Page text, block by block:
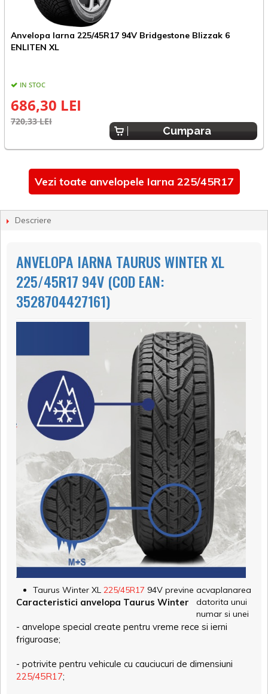
Anvelopa Iarna 225/45R17 94V Bridgestone Blizzak 6
ENLITEN XL
IN STOC
686,30 LEI
720,33 LEI
Cumpara
Vezi toate anvelopele Iarna 225/45R17
Descriere
ANVELOPA IARNA TAURUS WINTER XL
225/45R17 94V (COD EAN:
3528704427161)
Caracteristici anvelopa Taurus Winter
- anvelope special create pentru vreme rece si ierni
friguroase;
- potrivite pentru vehicule cu cauciucuri de dimensiuni
225/45R17;
Taurus Winter XL 225/45R17 94V previne acvaplanarea
datorita unui
numar si unei